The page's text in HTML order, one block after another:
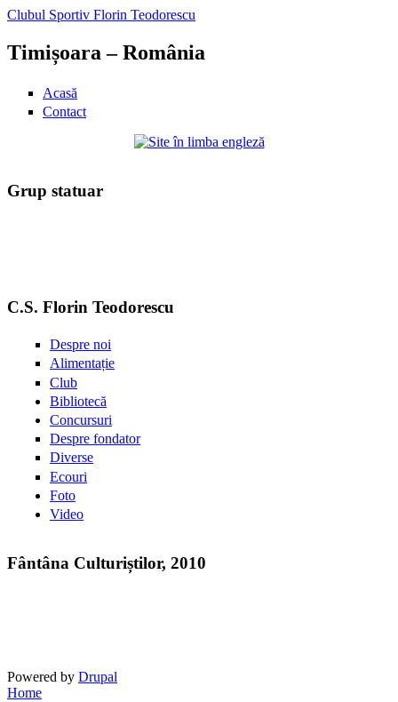
Clubul Sportiv Florin Teodorescu
Timișoara – România
Acasă
Contact
Grup statuar
C.S. Florin Teodorescu
Despre noi
Alimentație
Club
Bibliotecă
Concursuri
Despre fondator
Diverse
Ecouri
Foto
Video
Fântâna Culturiștilor, 2010
Powered by Drupal
Home